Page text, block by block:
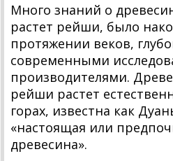
Много знаний о
растет рейши, было
протяжении веков,
современными
производителями.
рейши растет
горах, известна как
«настоящая или
древесина».